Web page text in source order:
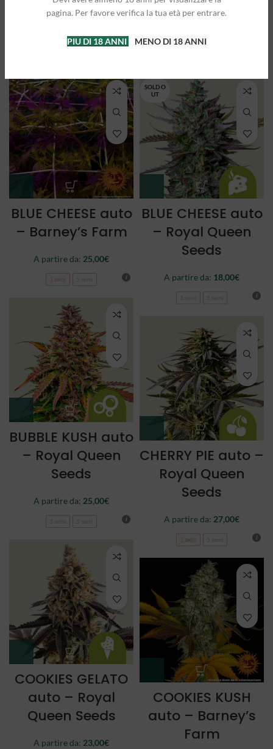
pagina. Per favore verifica la tua età per entrare.
PIU DI 18 ANNI MENO DI 18 ANNI
Queen Seeds
A partire da:25,00€
Queen Seeds
BLUE CHEESE auto
– Barney’s Farm
A partire da: 25,00€
3 semi
SOLD O
UT
BLUE CHEESE auto
– Royal Queen
Seeds
A partire da: 18,00€
BUBBLE KUSH auto
– Royal Queen
Seeds
A partire da: 25,00€
CHERRY PIE auto –
Royal Queen
Seeds
A partire da: 27,00€
3 semi
COOKIES GELATO
auto – Royal
Queen Seeds
A partire da: 23,00€
COOKIES KUSH
auto – Barney’s
Farm